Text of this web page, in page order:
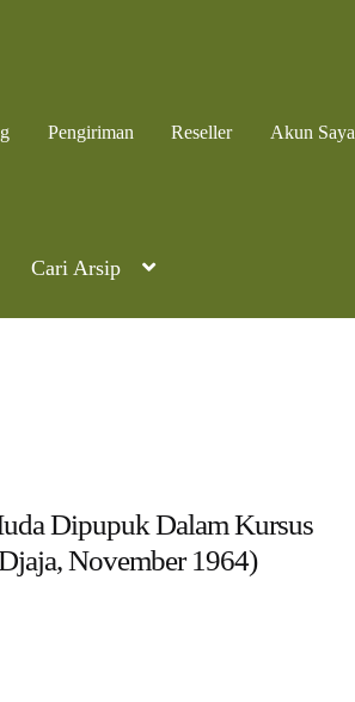
Pengiriman Reseller Akun Saya
Cari Arsip
Dipupuk Dalam Kursus
November 1964)